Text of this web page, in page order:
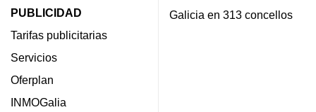
PUBLICIDAD
Tarifas publicitarias
Servicios
Oferplan
INMOGalia
Galicia en 313 concellos